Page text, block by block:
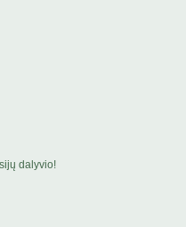
dalyvio!